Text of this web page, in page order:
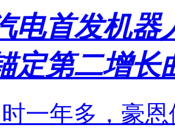
电首发机器
定第二增长
一年多，豪